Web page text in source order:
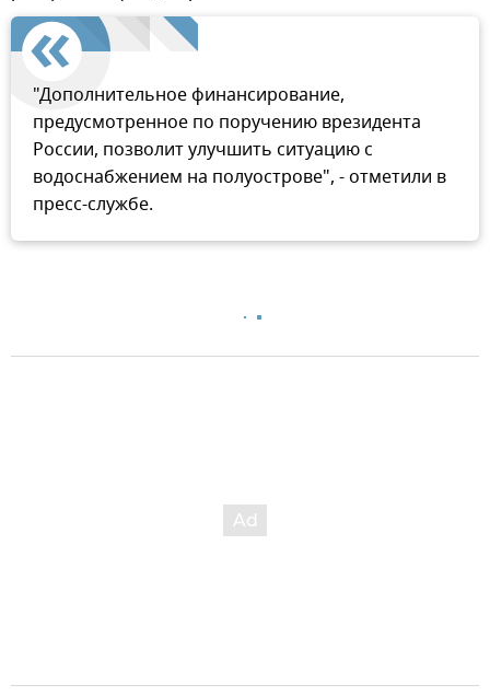
"Дополнительное финансирование,
предусмотренное по поручению врезидента
России, позволит улучшить ситуацию с
водоснабжением на полуострове", - отметили в
пресс-службе.